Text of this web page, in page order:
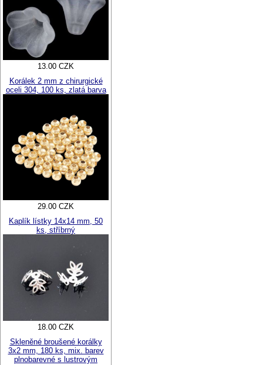
13.00 CZK
Korálek 2 mm z chirurgické
oceli 304, 100 ks, zlatá barva
29.00 CZK
Kaplík lístky 14x14 mm, 50
ks, stříbrný
18.00 CZK
Skleněné broušené korálky
3x2 mm, 180 ks, mix. barev
plnobarevné s lustrovým